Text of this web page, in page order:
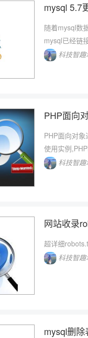
mysql 5.7
随着mysql数
mysql已经链
科技智趣
PHP面向
PHP面向对
使用实例
科技智趣
网站收录
超详细
科技智趣
mysql删